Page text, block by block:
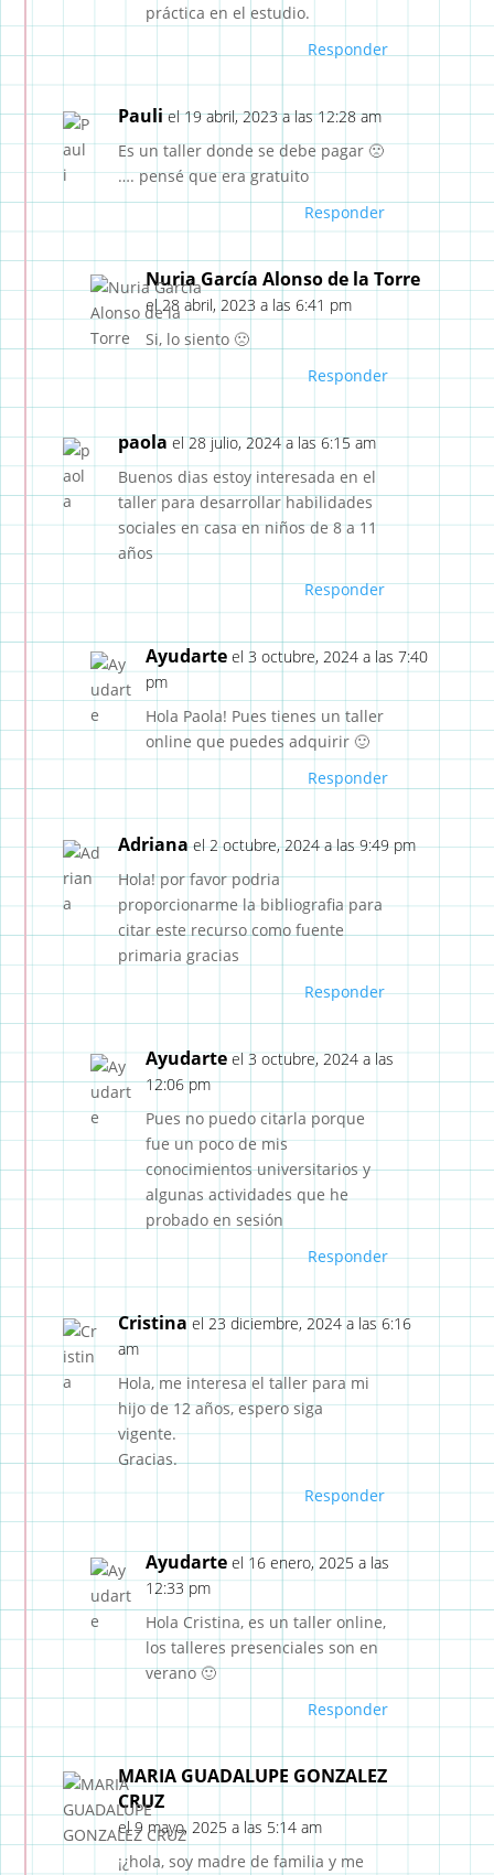
práctica en el estudio.
Responder
Pauli el 19 abril, 2023 a las 12:28 am
Es un taller donde se debe pagar 🙁
…. pensé que era gratuito
Responder
Nuria García Alonso de la Torre
el 28 abril, 2023 a las 6:41 pm
Si, lo siento 🙁
Responder
paola el 28 julio, 2024 a las 6:15 am
Buenos dias estoy interesada en el
taller para desarrollar habilidades
sociales en casa en niños de 8 a 11
años
Responder
Ayudarte el 3 octubre, 2024 a las 7:40
pm
Hola Paola! Pues tienes un taller
online que puedes adquirir 🙂
Responder
Adriana el 2 octubre, 2024 a las 9:49 pm
Hola! por favor podria
proporcionarme la bibliografia para
citar este recurso como fuente
primaria gracias
Responder
Ayudarte el 3 octubre, 2024 a las
12:06 pm
Pues no puedo citarla porque
fue un poco de mis
conocimientos universitarios y
algunas actividades que he
probado en sesión
Responder
Cristina el 23 diciembre, 2024 a las 6:16
am
Hola, me interesa el taller para mi
hijo de 12 años, espero siga
vigente.
Gracias.
Responder
Ayudarte el 16 enero, 2025 a las
12:33 pm
Hola Cristina, es un taller online,
los talleres presenciales son en
verano 🙂
Responder
MARIA GUADALUPE GONZALEZ
CRUZ
el 9 mayo, 2025 a las 5:14 am
¡¿hola, soy madre de familia y me